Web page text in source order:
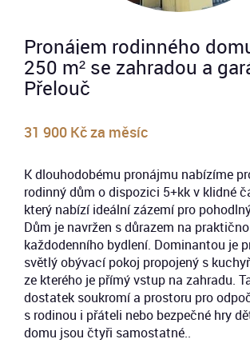
Pronájem rodinného
250 m² se zahradou a
Přelouč
31 900 Kč za měsíc
K dlouhodobému pronájmu nabízíme
rodinný dům o dispozici 5+kk v klidné
který nabízí ideální zázemí pro
Dům je navržen s důrazem na
každodenního bydlení. Dominantou je
světlý obývací pokoj propojený s
ze kterého je přímý vstup na zahradu.
dostatek soukromí a prostoru pro
s rodinou i přáteli nebo bezpečné hry
domu jsou čtyři samostatné..